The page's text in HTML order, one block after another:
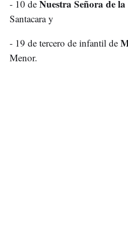
- 10 de Nuestra Señora de
Santacara y
- 19 de tercero de infantil de
Menor.